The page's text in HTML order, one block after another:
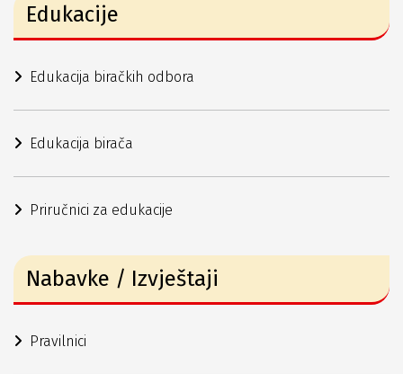
Edukacije
Edukacija biračkih odbora
Edukacija birača
Priručnici za edukacije
Nabavke / Izvještaji
Pravilnici